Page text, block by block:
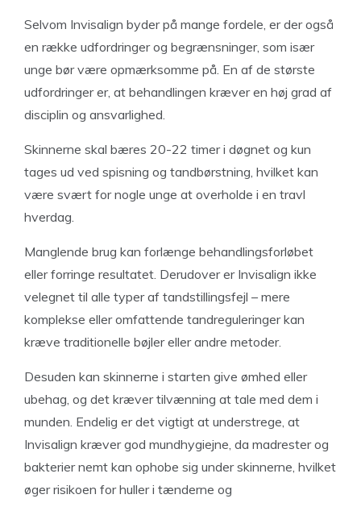
Selvom Invisalign byder på mange fordele, er der også
en række udfordringer og begrænsninger, som især
unge bør være opmærksomme på. En af de største
udfordringer er, at behandlingen kræver en høj grad af
disciplin og ansvarlighed.
Skinnerne skal bæres 20-22 timer i døgnet og kun
tages ud ved spisning og tandbørstning, hvilket kan
være svært for nogle unge at overholde i en travl
hverdag.
Manglende brug kan forlænge behandlingsforløbet
eller forringe resultatet. Derudover er Invisalign ikke
velegnet til alle typer af tandstillingsfejl – mere
komplekse eller omfattende tandreguleringer kan
kræve traditionelle bøjler eller andre metoder.
Desuden kan skinnerne i starten give ømhed eller
ubehag, og det kræver tilvænning at tale med dem i
munden. Endelig er det vigtigt at understrege, at
Invisalign kræver god mundhygiejne, da madrester og
bakterier nemt kan ophobe sig under skinnerne, hvilket
øger risikoen for huller i tænderne og